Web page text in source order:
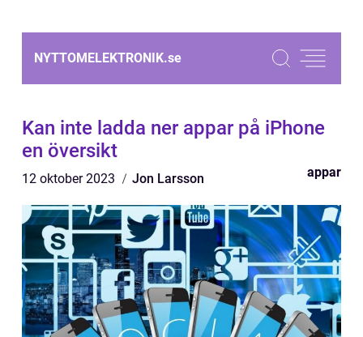
NYTTOMELEKTRONIK.se
Kan inte ladda ner appar på iPhone
en översikt
12 oktober 2023 Jon Larsson appar